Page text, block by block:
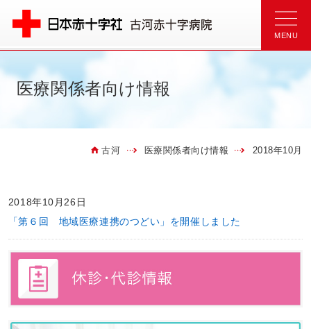
医療関係者向け情報
古河 医療関係者向け情報 2018年10月
2018年10月26日
「第６回 地域医療連携のつどい」を開催しました